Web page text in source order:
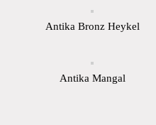
Antika Bronz Heykel
Antika Mangal